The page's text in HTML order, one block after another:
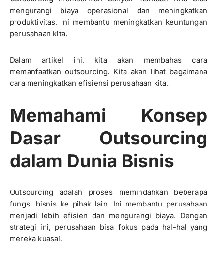
mengurangi biaya operasional dan meningkatkan
produktivitas. Ini membantu meningkatkan keuntungan
perusahaan kita.
Dalam artikel ini, kita akan membahas cara
memanfaatkan outsourcing. Kita akan lihat bagaimana
cara meningkatkan efisiensi perusahaan kita.
Memahami Konsep
Dasar Outsourcing
dalam Dunia Bisnis
Outsourcing adalah proses memindahkan beberapa
fungsi bisnis ke pihak lain. Ini membantu perusahaan
menjadi lebih efisien dan mengurangi biaya. Dengan
strategi ini, perusahaan bisa fokus pada hal-hal yang
mereka kuasai.